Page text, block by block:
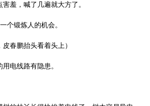
羞，喊了几遍就大方了。
个锻炼人的机会。
皮春鹏抬头看着头上）
电线路有隐患。